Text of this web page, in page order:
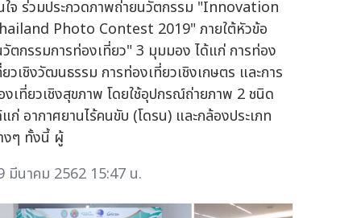
ใจ ร่วมประกวดภาพถ่ายนวัตกรรม "Innovation
Photo Contest 2019" ภายใต้หัวข้อ
ตกรรมการท่องเที่ยว" 3 มุมมอง ได้แก่ การท่อง
ยวเชิงวัฒนธรรม การท่องเที่ยวเชิงเกษตร และการ
งเที่ยวเชิงสุขภาพ โดยใช้อุปกรณ์ถ่ายภาพ 2 ชนิด
ก่ อากาศยานไร้คนขับ (โดรน) และกล้องประเภท
งๆ ทั้งนี้ ผู้
มีนาคม 2562 15:47 น.